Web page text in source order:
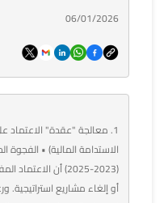
06/01/2026
1. معالجة "عقدة" الاعتماد
الاستدامة المالية) • الفجوة
(2023-2025) أن
أو إلغاء مشاريع استراتيجية.